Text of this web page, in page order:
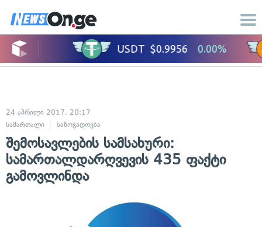
24 აპრილი 2017, 20:17
სამართალი
საზოგადოება
შემოსავლების სამსახური:
სამართალდარღვევის 435 ფაქტი
გამოვლინდა